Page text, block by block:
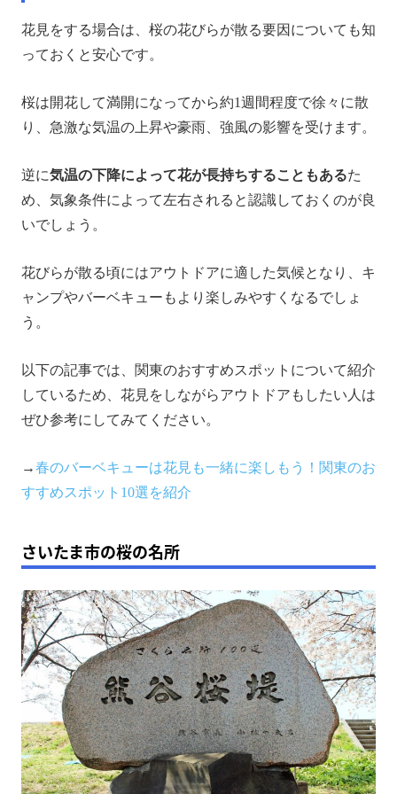
花見をする場合は、桜の花びらが散る要因についても知
っておくと安心です。
桜は開花して満開になってから約1週間程度で徐々に散
り、急激な気温の上昇や豪雨、強風の影響を受けます。
逆に気温の下降によって花が長持ちすることもあるた
め、気象条件によって左右されると認識しておくのが良
いでしょう。
花びらが散る頃にはアウトドアに適した気候となり、キ
ャンプやバーベキューもより楽しみやすくなるでしょ
う。
以下の記事では、関東のおすすめスポットについて紹介
しているため、花見をしながらアウトドアもしたい人は
ぜひ参考にしてみてください。
→春のバーベキューは花見も一緒に楽しもう！関東のお
すすめスポット10選を紹介
さいたま市の桜の名所